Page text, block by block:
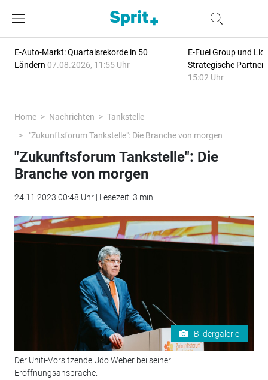
E-Auto-Markt: Quartalsrekorde in 50
Ländern 07.08.2026, 11:55 Uhr
E-Fuel Group und
Strategische
15:02 Uhr
Home Nachrichten
Tankstelle
"Zukunftsforum Tankstelle": Die Branche von morgen
"Zukunftsforum Tankstelle": Die
Branche von morgen
24.11.2023 00:48 Uhr | Lesezeit: 3 min
Bildergalerie
Der Uniti-Vorsitzende Udo Weber bei seiner
Eröffnungsansprache.